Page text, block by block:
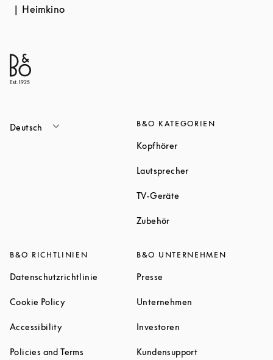
Heimkino
Deutsch B&O KATEGORIEN
KopfhörerLink Opens in New Tab
LautsprecherLink Opens in New
TV-Geräte
ZubehörLink Opens in New Tab
B&O RICHTLINIEN
Datenschutzrichtlinie Link Opens in New Tab
Cookie PolicyLink Opens in New Tab
AccessibilityLink Opens in New Tab
Policies and Terms Link Opens in New Tab
B&O UNTERNEHMEN
Presse
Unternehmen
Investoren
KundensupportLink Opens in